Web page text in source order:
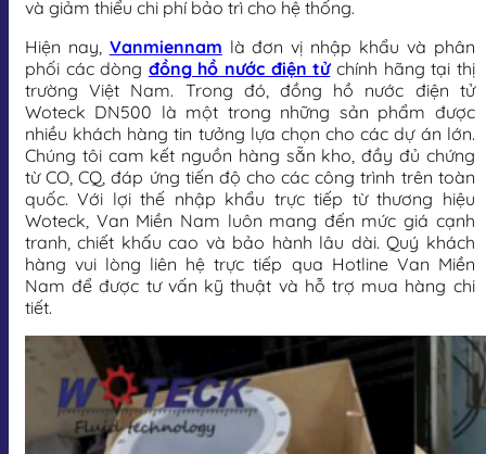
và giảm thiểu chi phí bảo trì cho hệ thống.
Hiện nay, Vanmiennam là đơn vị nhập khẩu và phân
phối các dòng đồng hồ nước điện tửchính hãng tại thị
trường Việt Nam. Trong đó, đồng hồ nước điện tử
Woteck DN500 là một trong những sản phẩm được
nhiều khách hàng tin tưởng lựa chọn cho các dự án lớn.
Chúng tôi cam kết nguồn hàng sẵn kho, đầy đủ chứng
từ CO, CQ, đáp ứng tiến độ cho các công trình trên toàn
quốc. Với lợi thế nhập khẩu trực tiếp từ thương hiệu
Woteck, Van Miền Nam luôn mang đến mức giá cạnh
tranh, chiết khấu cao và bảo hành lâu dài. Quý khách
hàng vui lòng liên hệ trực tiếp qua Hotline Van Miền
Nam để được tư vấn kỹ thuật và hỗ trợ mua hàng chi
tiết.